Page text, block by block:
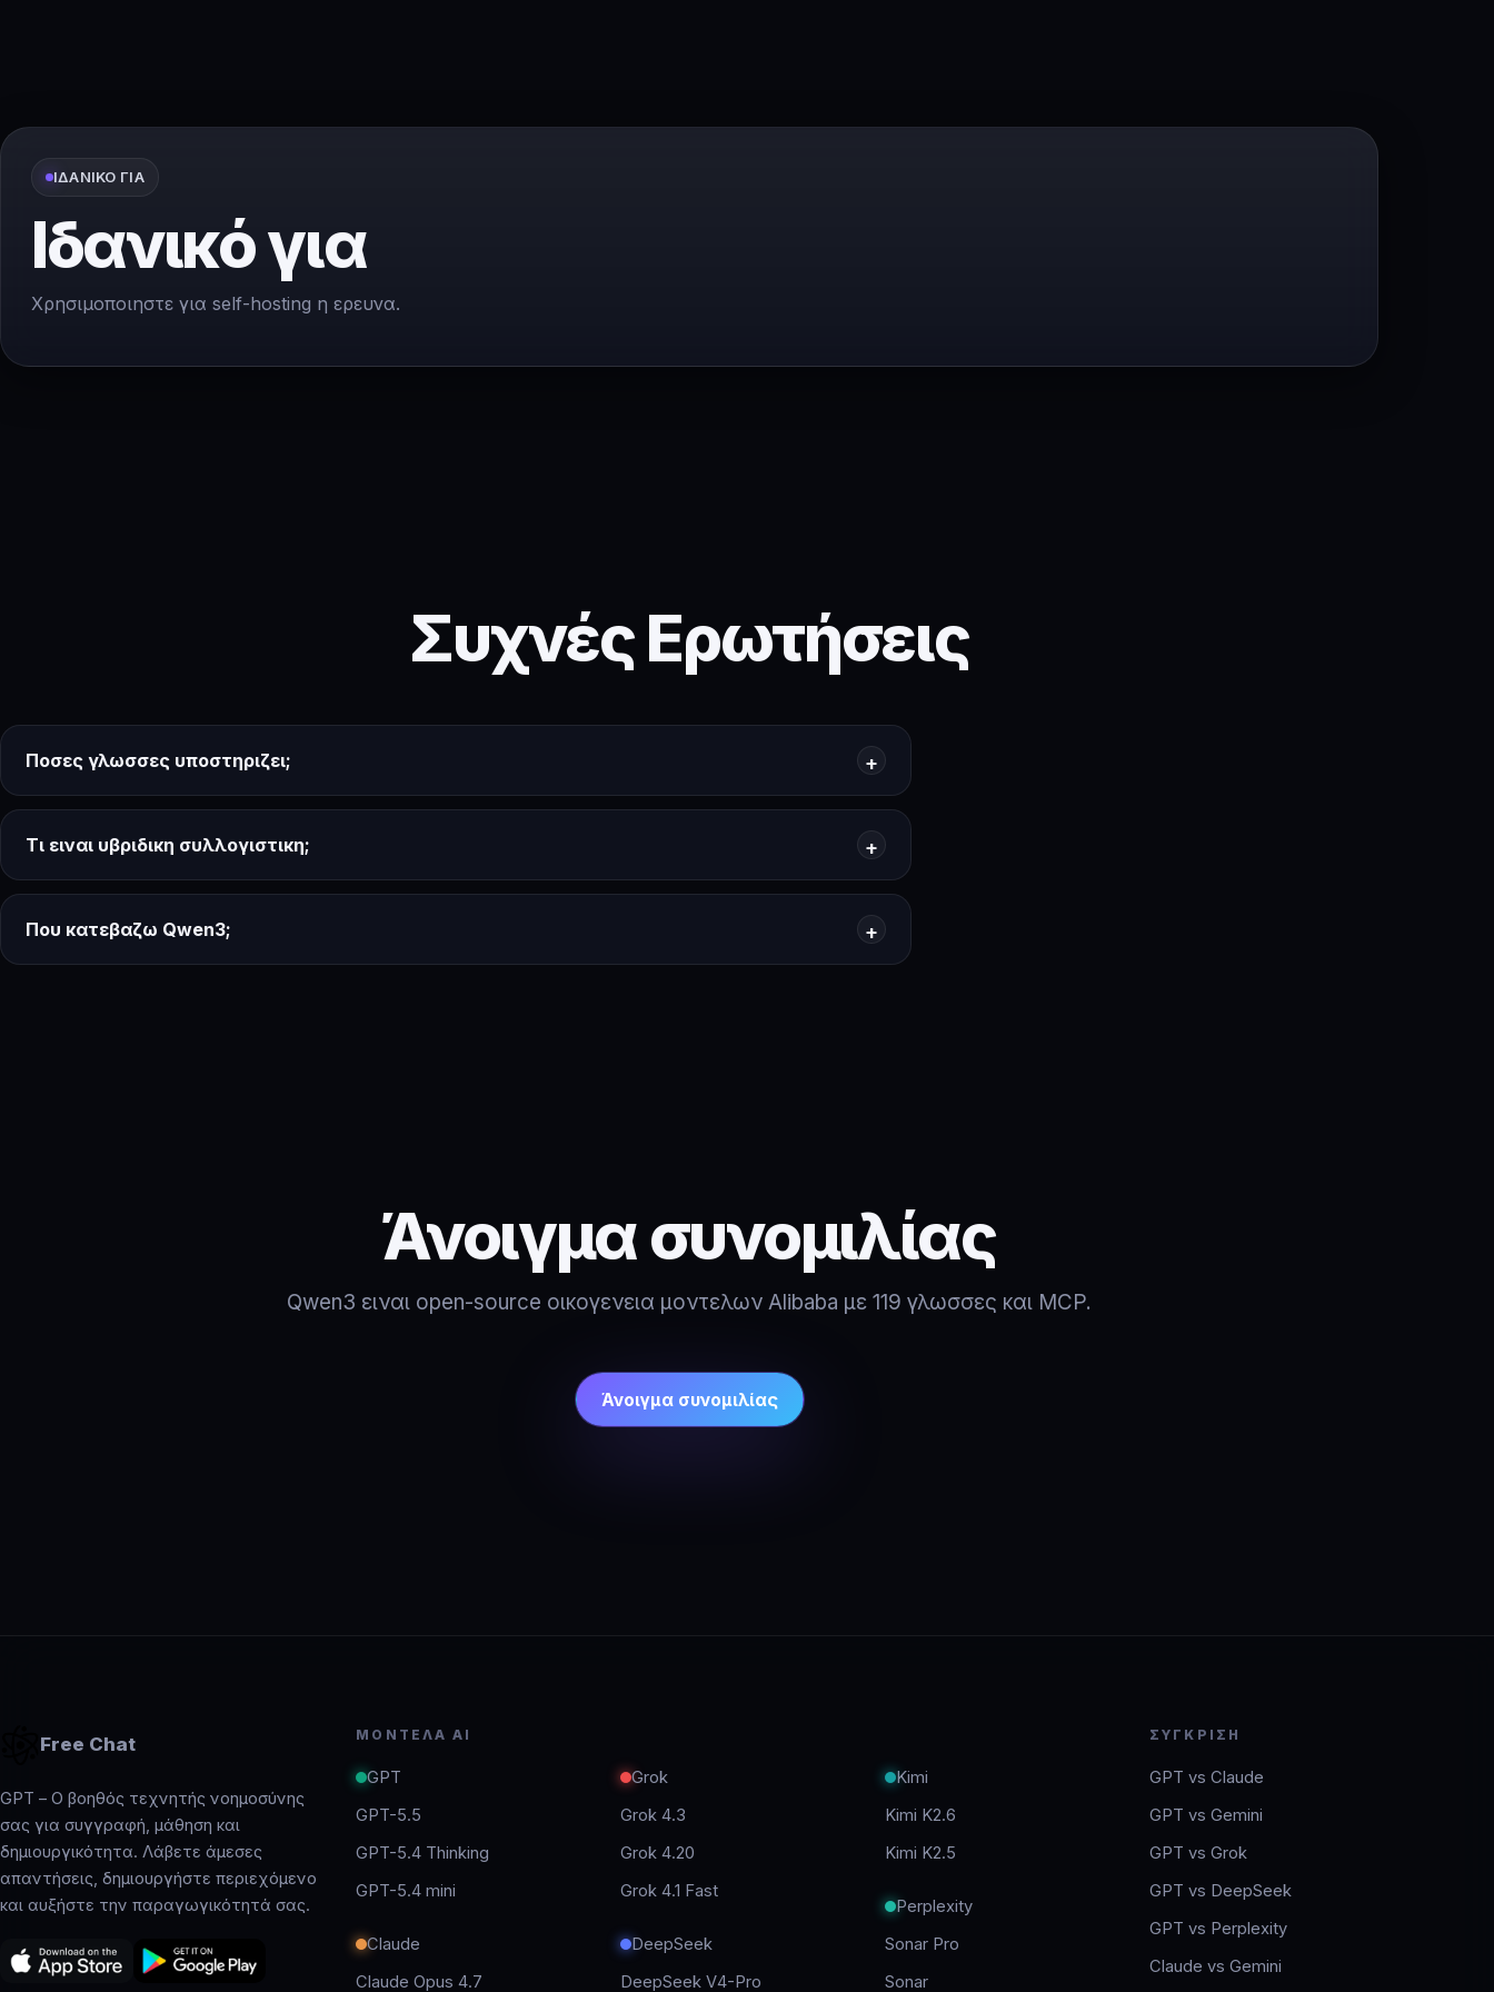
ΙΔΑΝΙΚΌ ΓΙΑ
Ιδανικό για
Χρησιμοποιηστε για self-hosting η ερευνα.
Συχνές Ερωτήσεις
Ποσες γλωσσες υποστηριζει;
Τι ειναι υβριδικη συλλογιστικη;
Που κατεβαζω Qwen3;
Άνοιγμα συνομιλίας
Qwen3 ειναι open-source οικογενεια μοντελων Alibaba με 119 γλωσσες και MCP.
Άνοιγμα συνομιλίας
Free Chat
GPT – Ο βοηθός τεχνητής νοημοσύνης
σας για συγγραφή, μάθηση και
δημιουργικότητα. Λάβετε άμεσες
απαντήσεις, δημιουργήστε περιεχόμενο
και αυξήστε την παραγωγικότητά σας.
ΜΟΝΤΈΛΑ AI
GPT
GPT-5.5
GPT-5.4 Thinking
GPT-5.4 mini
Claude
Claude Opus 4.7
Grok
Grok 4.3
Grok 4.20
Grok 4.1 Fast
DeepSeek
DeepSeek V4-Pro
Kimi
Kimi K2.6
Kimi K2.5
Perplexity
Sonar Pro
Sonar
ΣΎΓΚΡΙΣΗ
GPT vs Claude
GPT vs Gemini
GPT vs Grok
GPT vs DeepSeek
GPT vs Perplexity
Claude vs Gemini